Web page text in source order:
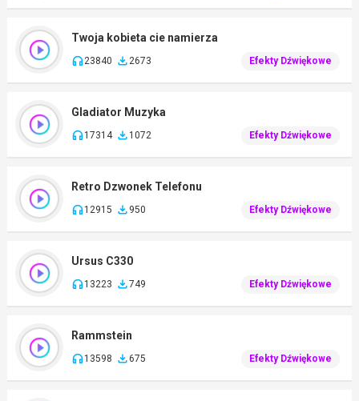
Twoja kobieta cie namierza
23840 2673 Efekty Dźwiękowe
Gladiator Muzyka
17314 1072 Efekty Dźwiękowe
Retro Dzwonek Telefonu
12915 950 Efekty Dźwiękowe
Ursus C330
13223 749 Efekty Dźwiękowe
Rammstein
13598 675 Efekty Dźwiękowe